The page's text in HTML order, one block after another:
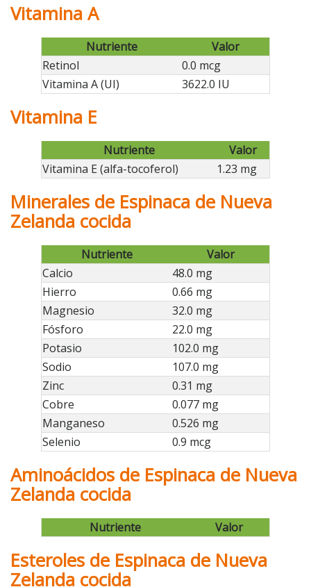
Vitamina A
Nutriente
Valor
Retinol
0.0 mcg
Vitamina A (UI)
3622.0 IU
Vitamina E
Nutriente
Valor
Vitamina E (alfa-tocoferol)
1.23 mg
Minerales de Espinaca de Nueva
Zelanda cocida
Nutriente
Valor
Calcio
48.0 mg
Hierro
0.66 mg
Magnesio
32.0 mg
Fósforo
22.0 mg
Potasio
102.0 mg
Sodio
107.0 mg
Zinc
0.31 mg
Cobre
0.077 mg
Manganeso
0.526 mg
Selenio
0.9 mcg
Aminoácidos de Espinaca de Nueva
Zelanda cocida
Nutriente Valor
Esteroles de Espinaca de Nueva
Zelanda cocida